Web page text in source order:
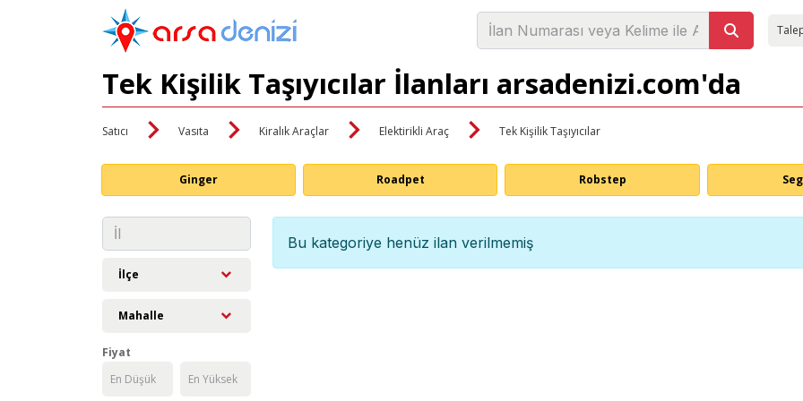
Tek Kişilik Taşıyıcılar İlanları arsadenizi.com'da
Satıcı Vasıta Kiralık Araçlar Elektirikli Araç Tek Kişilik Taşıyıcılar
Ginger Roadpet Robstep
İlçe
Mahalle
Fiyat
Bu kategoriye henüz ilan verilmemiş